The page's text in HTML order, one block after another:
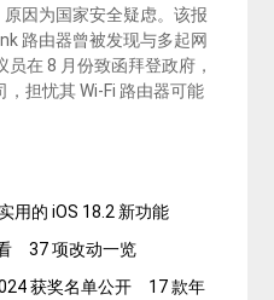
因为国家安全疑虑。该报
路由器曾被发现与多起网
在 8 月份致函拜登政府，
担忧其 Wi-Fi 路由器可能
用的 iOS 18.2 新功能
37 项改动一览
获奖名单公开 17 款年